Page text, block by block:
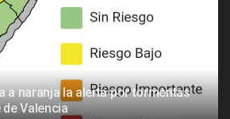
a naranja la alerta por tormentas
Valencia